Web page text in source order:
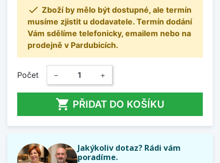
 Zboží by mělo být dostupné, ale termín
musíme zjistit u dodavatele. Termín dodání
Vám sdělíme telefonicky, emailem nebo na
prodejně v Pardubicích.
Počet − +
 PŘIDAT DO KOŠÍKU
Jakýkoliv dotaz? Rádi vám
poradíme.